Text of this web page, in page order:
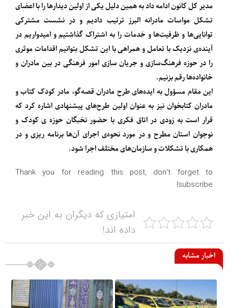
مدیر کل کانون ادامه داد به همین دلیل یکی از اولین دیدارها را با اعضای
تشکل مواسات مادرانه البرز ترتیب دادیم و در نشست مشترکی
توانایی‌ها و ظرفیت‌ها و خدمات را به اشتراک گذاشتیم و امیدواریم در
آینده‌ی نزدیک با تعامل و همراهی با این تشکل بتوانیم اقدامات موثری
را در حوزه فرهنگ‌سازی و جریان سازی امور فرهنگی در بین مادران و
خانواده‌ها رقم بزنیم.
این مقام مسؤول به ایده‌های طرح مادران قصه‌گو، مادر کودک کتاب و
مادران کتابخوان نیز به عنوان اولین طرح‌های پیشنهادی اشاره کرد که
قرار است به زودی در اتاق فکری با حضور نخبگان حوزه ی کودک و
نوجوان استان مطرح و در مورد نحوه‌ی اجرای آن‌ها برنامه ریزی و در
همکاری با تشکلات و سازمان‌های مختلف اجرا شود.
Thank you for reading this post, don't forget to
subscribe!
امتیازی که دیگران به این خبر
داده اند!
اخبار مشابه